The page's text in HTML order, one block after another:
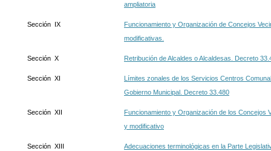
ampliatoria
Sección IX
Funcionamiento y Organización de Concejos
modificativas.
Sección X Retribución de Alcaldes o Alcaldesas. Decreto
Sección XI
Límites zonales de los Servicios Centros
Gobierno Municipal. Decreto 33.480
Sección XII
Funcionamiento y Organización de los Concejos
y modificativo
Sección XIII
Adecuaciones terminológicas en la Parte